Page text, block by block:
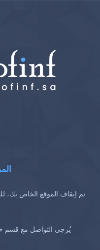
تم إيقاف الموقع الخاص بك،
يُرجى التواصل مع قسم